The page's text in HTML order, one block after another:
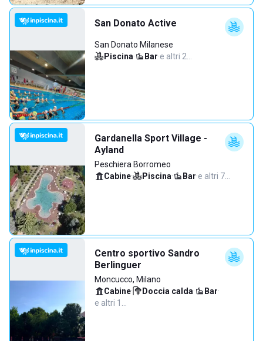
San Donato Active
San Donato Milanese
Piscina· Bar·e altri 2…
Gardanella Sport Village -
Ayland
Peschiera Borromeo
Cabine· Piscina· Bar·e altri 7…
Centro sportivo Sandro
Berlinguer
Moncucco, Milano
Cabine· Doccia calda· Bar·
e altri 1…